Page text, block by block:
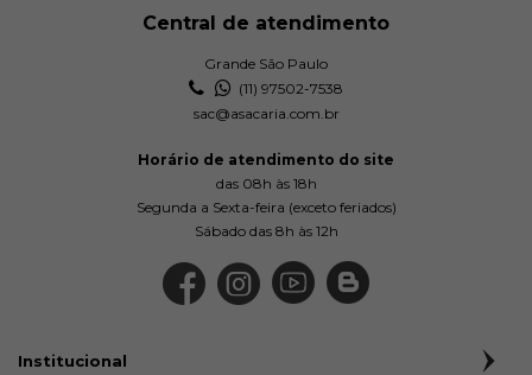
Central de atendimento
Grande São Paulo
(11) 97502-7538
sac@asacaria.com.br
Horário de atendimento do site
das 08h às 18h
Segunda a Sexta-feira (exceto feriados)
Sábado das 8h às 12h
Institucional